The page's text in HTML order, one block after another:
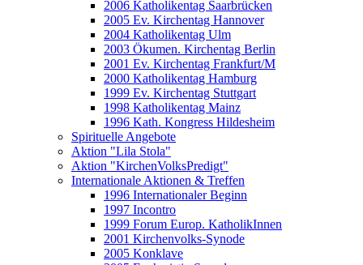
2006 Katholikentag Saarbrücken
2005 Ev. Kirchentag Hannover
2004 Katholikentag Ulm
2003 Ökumen. Kirchentag Berlin
2001 Ev. Kirchentag Frankfurt/M
2000 Katholikentag Hamburg
1999 Ev. Kirchentag Stuttgart
1998 Katholikentag Mainz
1996 Kath. Kongress Hildesheim
Spirituelle Angebote
Aktion "Lila Stola"
Aktion "KirchenVolksPredigt"
Internationale Aktionen & Treffen
1996 Internationaler Beginn
1997 Incontro
1999 Forum Europ. KatholikInnen
2001 Kirchenvolks-Synode
2005 Konklave